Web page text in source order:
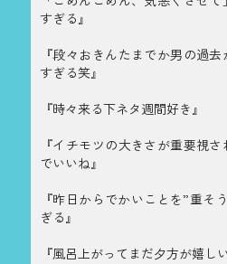
すぎる』
『段々おきんたまでか男の過
すぎる笑』
『時々来る下ネタ週間好き』
『イチモツの大きさが重要視
でいいね』
『昨日からでかいことを”重そ
ぎる』
『風呂上がってまだ夕方が嬉し